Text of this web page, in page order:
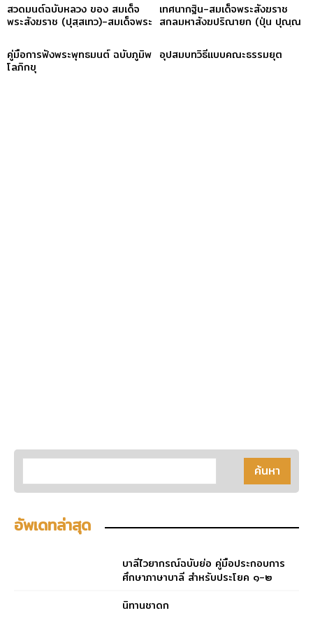
สวดมนต์ฉบับหลวง ของ สมเด็จ
พระสังฆราช (ปุสฺสเทว)-สมเด็จพระ
เทศนากฐิน-สมเด็จพระสังฆราช
สกลมหาสังฆปริณายก (ปุ่น ปุณฺณ
คู่มือการฟังพระพุทธมนต์ ฉบับภูมิพ
โลภิกขุ
อุปสมบทวิธีแบบคณะธรรมยุต
อัพเดทล่าสุด
บาลีไวยากรณ์ฉบับย่อ คู่มือประกอบการ
ศึกษาภาษาบาลี สำหรับประโยค ๑-๒
นิทานชาดก